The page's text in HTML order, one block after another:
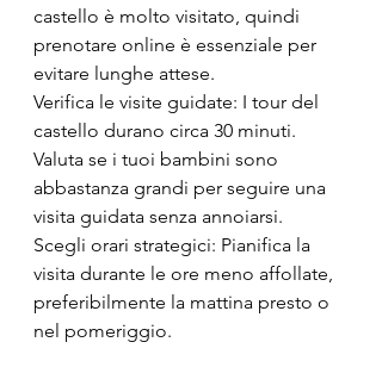
castello è molto visitato, quindi
prenotare online è essenziale per
evitare lunghe attese.
Verifica le visite guidate: I tour del
castello durano circa 30 minuti.
Valuta se i tuoi bambini sono
abbastanza grandi per seguire una
visita guidata senza annoiarsi.
Scegli orari strategici: Pianifica la
visita durante le ore meno affollate,
preferibilmente la mattina presto o
nel pomeriggio.